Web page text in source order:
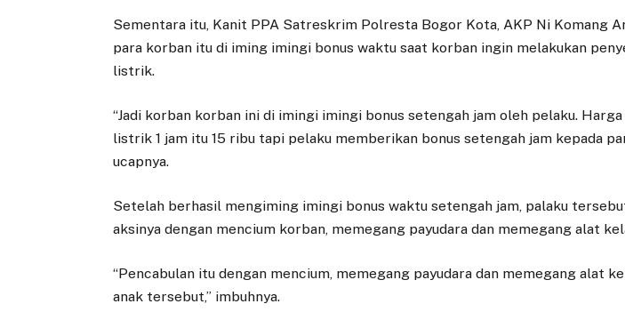
Sementara itu, Kanit PPA Satreskrim Polresta Bogor Kota, AKP Ni Komang
para korban itu di iming imingi bonus waktu saat korban ingin melakukan
listrik.
“Jadi korban korban ini di imingi imingi bonus setengah jam oleh pelaku.
listrik 1 jam itu 15 ribu tapi pelaku memberikan bonus setengah jam kepada
ucapnya.
Setelah berhasil mengiming imingi bonus waktu setengah jam, palaku
aksinya dengan mencium korban, memegang payudara dan memegang alat
“Pencabulan itu dengan mencium, memegang payudara dan memegang alat
anak tersebut,” imbuhnya.